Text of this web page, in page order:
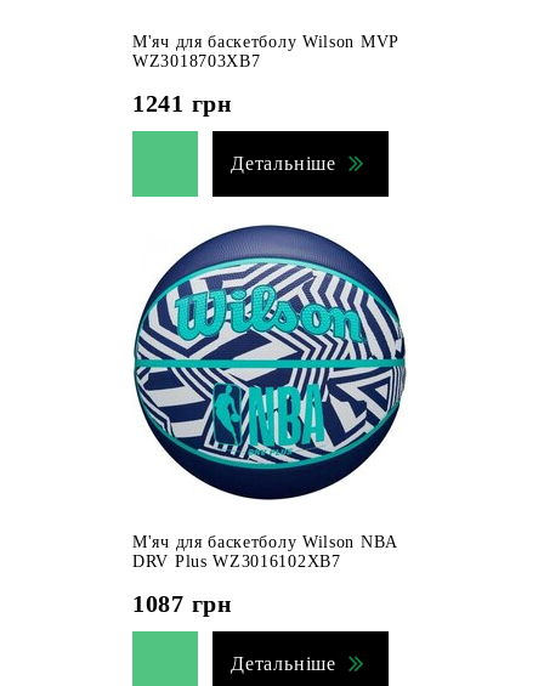
М'яч для баскетболу Wilson MVP
WZ3018703XB7
1241 грн
Детальніше
М'яч для баскетболу Wilson NBA
DRV Plus WZ3016102XB7
1087 грн
Детальніше